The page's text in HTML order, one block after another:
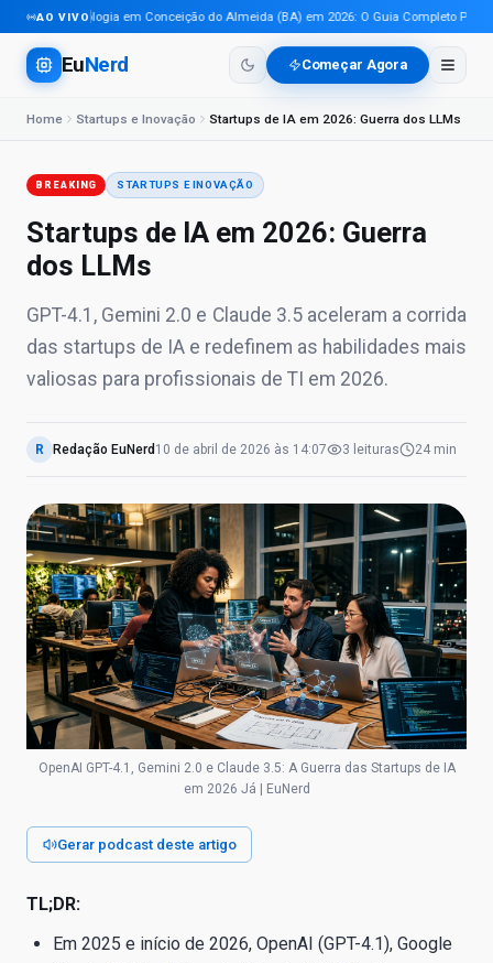
AO VIVO
Tecnologia em Conceição do Almeida (BA) em 2026: O Guia Completo Para
EuNerd Começar Agora
Home Startups e Inovação Startups de IA em 2026: Guerra dos LLMs
BREAKING STARTUPS E INOVAÇÃO
Startups de IA em 2026: Guerra
dos LLMs
GPT-4.1, Gemini 2.0 e Claude 3.5 aceleram a corrida
das startups de IA e redefinem as habilidades mais
valiosas para profissionais de TI em 2026.
R Redação EuNerd 10 de abril de 2026 às 14:07 3 leituras 24 min
OpenAI GPT-4.1, Gemini 2.0 e Claude 3.5: A Guerra das Startups de IA
em 2026 Já | EuNerd
Gerar podcast deste artigo
TL;DR:
Em 2025 e início de 2026, OpenAI (GPT-4.1), Google